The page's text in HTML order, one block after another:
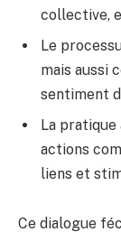
collective,
Le
mais aussi
sentiment
La pratique
actions
liens et
Ce dialogue